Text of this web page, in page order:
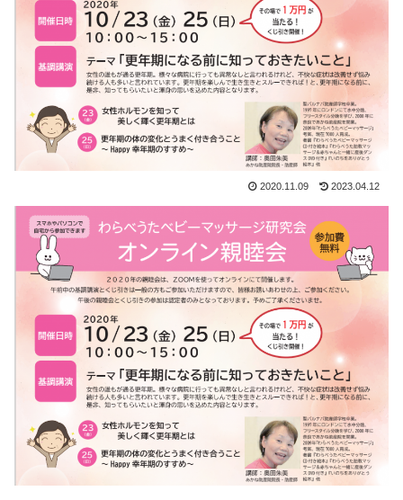
2020.11.09 2023.04.12